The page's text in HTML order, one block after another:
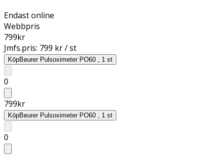
Endast online
Webbpris
799kr
Jmfs.pris: 799 kr / st
KöpBeurer Pulsoximeter PO60 , 1 st
0
799kr
KöpBeurer Pulsoximeter PO60 , 1 st
0